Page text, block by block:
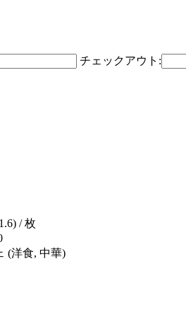
チェックアウト:
/ 枚
(洋食, 中華)